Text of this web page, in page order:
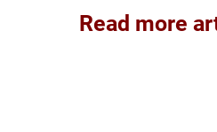
Read more